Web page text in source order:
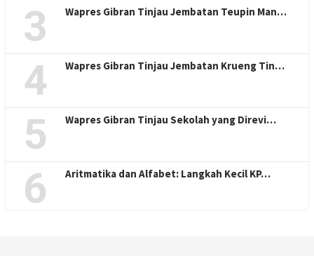
3 Wapres Gibran Tinjau Jembatan Teupin Man…
4 Wapres Gibran Tinjau Jembatan Krueng Tin…
5 Wapres Gibran Tinjau Sekolah yang Direvi…
6 Aritmatika dan Alfabet: Langkah Kecil KP…